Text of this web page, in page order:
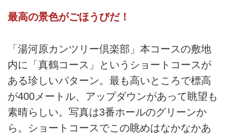
最高の景色がごほうびだ！
「湯河原カンツリー倶楽部」本コースの敷地
内に「真鶴コース」というショートコースが
ある珍しいパターン。最も高いところで標高
が400メートル、アップダウンがあって眺望も
素晴らしい。写真は3番ホールのグリーンか
ら。ショートコースでこの眺めはなかなかあ